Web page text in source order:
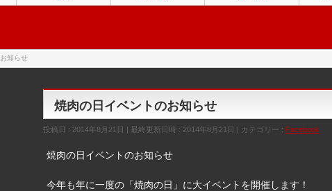
知らせ
焼肉の日イベントのお知らせ
投稿日 : 2014年8月21日 最終更新日時 : 2014年8月21日 カテゴリー : Facebook
焼肉の日イベントのお知らせ
今年も年に一度の「焼肉の日」に大イベントを開催します！